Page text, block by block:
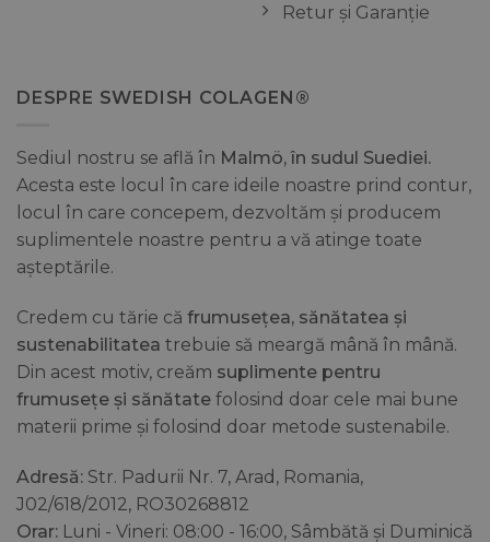
Retur și Garanție
DESPRE SWEDISH COLAGEN®
Sediul nostru se află în Malmö, în sudul Suediei.
Acesta este locul în care ideile noastre prind contur,
locul în care concepem, dezvoltăm și producem
suplimentele noastre pentru a vă atinge toate
așteptările.
Credem cu tărie că frumusețea, sănătatea și
sustenabilitatea trebuie să meargă mână în mână.
Din acest motiv, creăm suplimente pentru
frumusețe și sănătate folosind doar cele mai bune
materii prime și folosind doar metode sustenabile.
Adresă: Str. Padurii Nr. 7, Arad, Romania,
J02/618/2012, RO30268812
Orar: Luni - Vineri: 08:00 - 16:00, Sâmbătă și Duminică